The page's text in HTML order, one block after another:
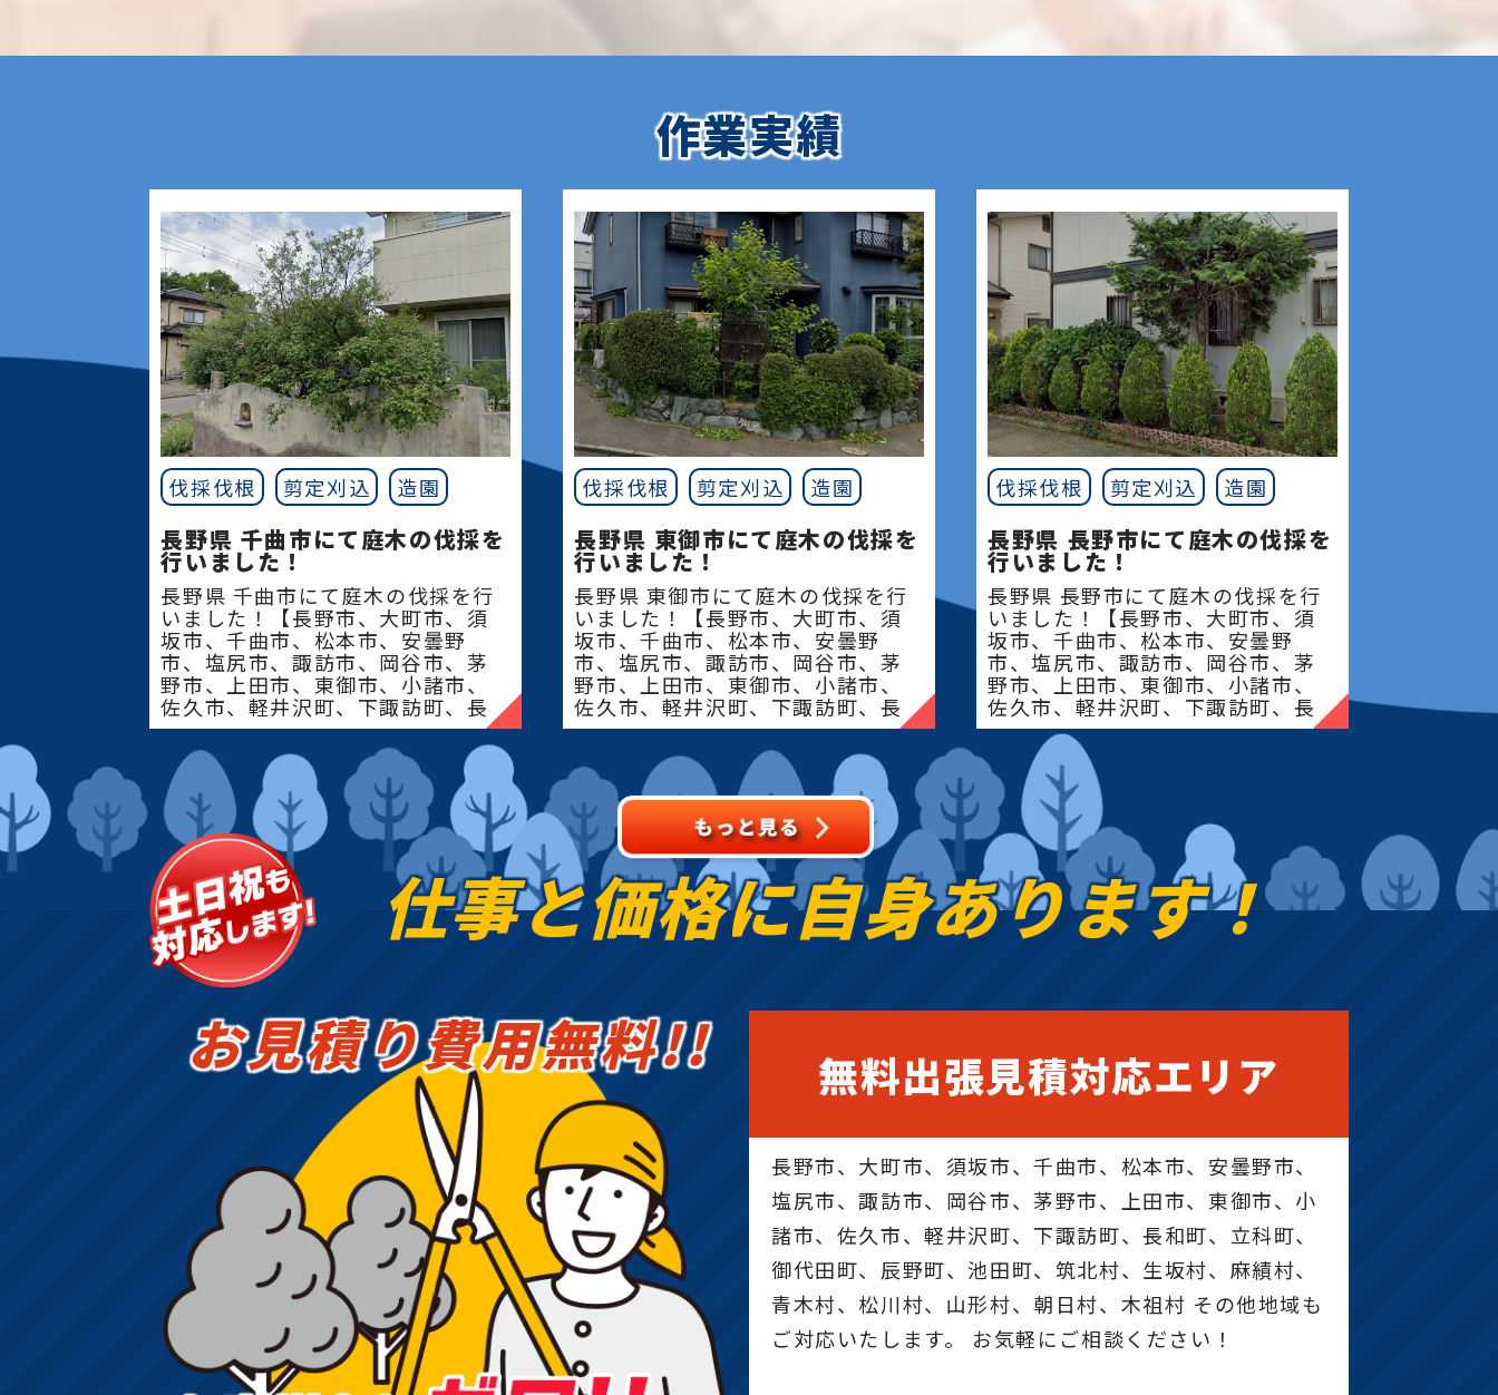
くい環境を作り出すことができます。
法が異なる場合がありますので、状況
に応じて適切な対策を選択してくださ
い。
ス、クチナシ、ナンテン、クスノキ、
みかん、グミ、エゴノキ、ハナミズ
キ、ジューンベリー、ヤマボウシ、カ
イズカ、花梨、クロガネモチ、ベニカ
ナメ、サザンカ、ホルトノキ、つつ
じ、コデマリ"
【長野市、大町市、須坂市、千曲市、
松本市、安曇野市、塩尻市、諏訪市、
岡谷市、茅野市、上田市、東御市、小
諸市、佐久市、軽井沢町、下諏訪町、
長和町、立科町、御代田町、辰野町、
池田町、筑北村、生坂村、麻績村、青
木村、松川村、山形村、朝日村、木
祖】
長野県 伐採、庭木 伐採、
木の伐採、伐採、伐採 木、危険木 伐
採、支障木、支障木 伐採、特殊 伐
採、竹林 伐採、立木 伐採、高木 伐
採、大木 伐採伐採 料金、樹木 の 伐
採、木 の 伐採 費用、樹木 の 撤去、伐
採 料金、庭木 伐採 価格、高い 木 を
切る、アーボ リスト、木 の 伐採 業
者、伐採 費用、庭 の 木 の 伐採 値
段、樹木 伐採 費用、 高く なり すぎ
た 木 剪定、巨木 の 伐採、20m ケヤキ
伐採 、処分 費用、杉 伐採、ケヤキ 伐
採、欅 伐採、クスノキ 伐採、ヒノキ
伐採、ソテツ 伐採、松の木 伐採、桜
の 木 伐採、シュロ の 木 伐採、シマト
ネリコ 伐採、大木 伐採 費用、高く な
り すぎ た 木 剪定、特殊 伐採 費用、
山 の 木 の 伐採、立木 伐採、庭木 伐
採 業者、植木 伐採、大木 伐採 業
者、神社 の 木 伐採竹 伐採、10m の
伐採、13m の 木 伐採、14m の 木 伐
採、15m の 木 伐採、16m の 木 伐
採、17m の 木 伐採、19m の 木 伐
採、20m の 木 伐採
一方で、人工芝には天然の芝生に比べ
て独特の感触や臭いがあること、高温
の環境下で暑くなること、初期投資が
高いことなど、いくつかのデメリット
もあります。しかし、その利点を考慮
すると、人工芝は多くの場面で実用的
で便利な選択肢となります。
ープフルーツの木、カツラの木、柿、
みかん、グミ、エゴノキ、ハナミズ
キ、ジューンベリー、ヤマボウシ、カ
イズカ、花梨、クロガネモチ、ベニカ
ナメ、サザンカ、ホルトノキ、つつ
じ、コデマリ"
ができます。地面に砂利を敷き詰める
だけで良いため、施工作業が簡単で、
立ちますが、砂利が散らばることや、
歩行時の足元の不安定さなど、いくつ
かのデメリットも考慮する必要があり
ます。また、地面の下に適切な下地を
敷くことで、砂利が沈下するのを防ぐ
ことが重要です。
ス、クチナシ、ナンテン、クスノキ、
薪の木、ケヤキ、コノデカシワ、マキ
みかん、グミ、エゴノキ、ハナミズ
キ、ジューンベリー、ヤマボウシ、カ
イズカ、花梨、クロガネモチ、ベニカ
ナメ、サザンカ、ホルトノキ、つつ
じ、コデマリ"
作業実績
伐採伐根 剪定刈込 造園
長野県 千曲市にて庭木の伐採を
行いました！
長野県 千曲市にて庭木の伐採を行
いました！【長野市、大町市、須
坂市、千曲市、松本市、安曇野
市、塩尻市、諏訪市、岡谷市、茅
野市、上田市、東御市、小諸市、
佐久市、軽井沢町、下諏訪町、長
和町、立科町、御代田�
伐採伐根 剪定刈込 造園
長野県 東御市にて庭木の伐採を
行いました！
長野県 東御市にて庭木の伐採を行
いました！【長野市、大町市、須
坂市、千曲市、松本市、安曇野
市、塩尻市、諏訪市、岡谷市、茅
野市、上田市、東御市、小諸市、
佐久市、軽井沢町、下諏訪町、長
和町、立科町、御代田�
伐採伐根 剪定刈込 造園
長野県 長野市にて庭木の伐採を
行いました！
長野県 長野市にて庭木の伐採を行
いました！【長野市、大町市、須
坂市、千曲市、松本市、安曇野
市、塩尻市、諏訪市、岡谷市、茅
野市、上田市、東御市、小諸市、
佐久市、軽井沢町、下諏訪町、長
和町、立科町、御代田�
仕事と価格に自身あります！
お見積り費用無料!! 無料出張見積対応エリア
長野市、大町市、須坂市、千曲市、松本市、安曇野市、
塩尻市、諏訪市、岡谷市、茅野市、上田市、東御市、小
諸市、佐久市、軽井沢町、下諏訪町、長和町、立科町、
御代田町、辰野町、池田町、筑北村、生坂村、麻績村、
青木村、松川村、山形村、朝日村、木祖村 その他地域も
ご対応いたします。 お気軽にご相談ください！